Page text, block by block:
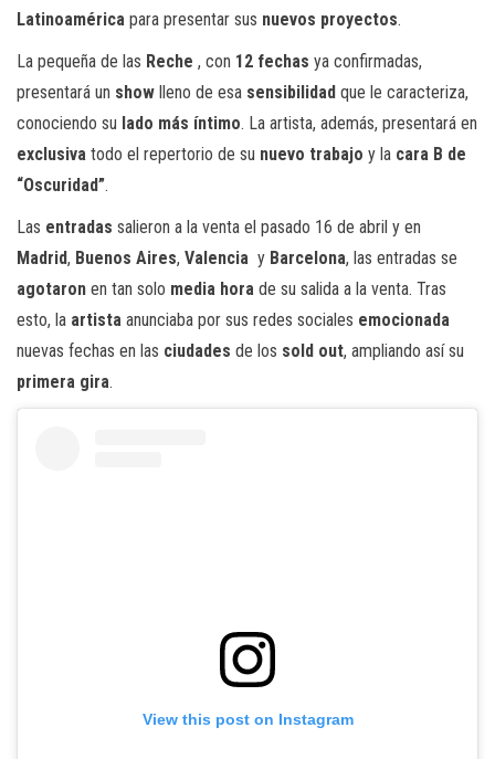
Latinoamérica para presentar sus nuevos proyectos.
La pequeña de las Reche , con 12 fechas ya confirmadas,
presentará un show lleno de esa sensibilidad que le caracteriza,
conociendo su lado más íntimo. La artista, además, presentará en
exclusiva todo el repertorio de su nuevo trabajo y la cara B de
“Oscuridad”.
Las entradas salieron a la venta el pasado 16 de abril y en
Madrid, Buenos Aires, Valencia y Barcelona, las entradas se
agotaron en tan solo media hora de su salida a la venta. Tras
esto, la artista anunciaba por sus redes sociales emocionada
nuevas fechas en las ciudades de los sold out, ampliando así su
primera gira.
View this post on Instagram